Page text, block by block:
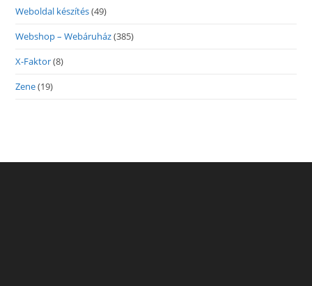
Weboldal készítés(49)
Webshop – Webáruház(385)
X-Faktor(8)
Zene(19)